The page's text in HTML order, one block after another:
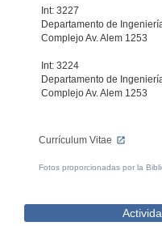
Int: 3227
Departamento de
Complejo Av. Alem 1253
Int: 3224
Departamento de
Complejo Av. Alem 1253
Currículum Vitae
Fotos proporcionadas por la